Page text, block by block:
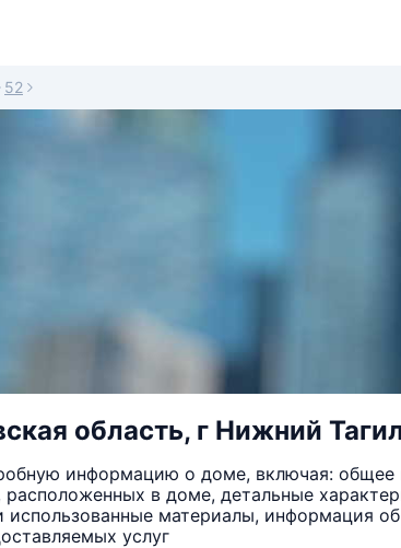
52
область, г Нижний
информацию о доме, включая: общее
в доме, детальные
использованные материалы, информация
услуг